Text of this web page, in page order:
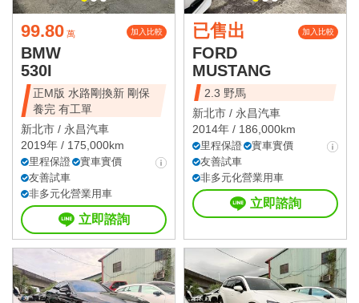
99.80 萬 加入比較
BMW
530I
正M版 水路剛換新 剛保
養完 有工單
新北市 / 永昌汽車
2019年 / 175,000km
里程保證
實車實價
友善試車
非多元化營業用車
立即諮詢
已售出 加入比較
FORD
MUSTANG
2.3 野馬
新北市 / 永昌汽車
2014年 / 186,000km
里程保證
實車實價
友善試車
非多元化營業用車
立即諮詢